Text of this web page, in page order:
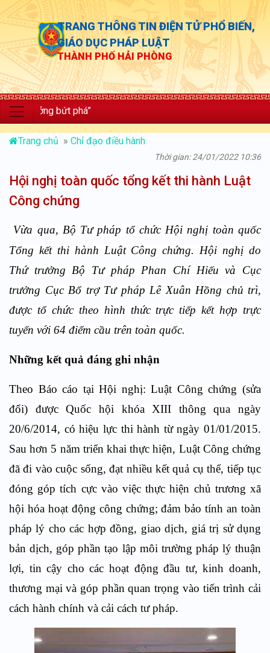
TRANG THÔNG TIN ĐIỆN TỬ PHỔ BIẾN,
GIÁO DỤC PHÁP LUẬT
THÀNH PHỐ HẢI PHÒNG
bứt phá”
Trang chủ » Chỉ đạo điều hành
Thời gian: 24/01/2022 10:36
Hội nghị toàn quốc tổng kết thi hành Luật
Công chứng
Vừa qua, Bộ Tư pháp tổ chức Hội nghị toàn quốc
Tổng kết thi hành Luật Công chứng. Hội nghị do
Thứ trưởng Bộ Tư pháp Phan Chí Hiếu và Cục
trưởng Cục Bổ trợTưpháp Lê Xuân Hồng chủ trì,
được tổ chức theo hình thức trực tiếp kết hợp trực
tuyến với 64 điểm cầu trên toàn quốc.
Những kết quả đáng ghi nhận
Theo Báo cáo tại Hội nghị: Luật Công chứng (sửa
đổi) được Quốc hội khóa XIII thông qua ngày
20/6/2014, có hiệu lực thi hành từ ngày 01/01/2015.
Sau hơn 5 năm triển khai thực hiện, Luật Công chứng
đã đi vào cuộc sống, đạt nhiều kết quả cụ thể, tiếp tục
đóng góp tích cực vào việc thực hiện chủ trương xã
hội hóa hoạt động công chứng; đảm bảo tính an toàn
pháp lý cho các hợp đồng, giao dịch, giá trị sử dụng
bản dịch, góp phần tạo lập môi trường pháp lý thuận
lợi, tin cậy cho các hoạt động đầu tư, kinh doanh,
thương mại và góp phần quan trọng vào tiến trình cải
cách hành chính và cải cách tư pháp.